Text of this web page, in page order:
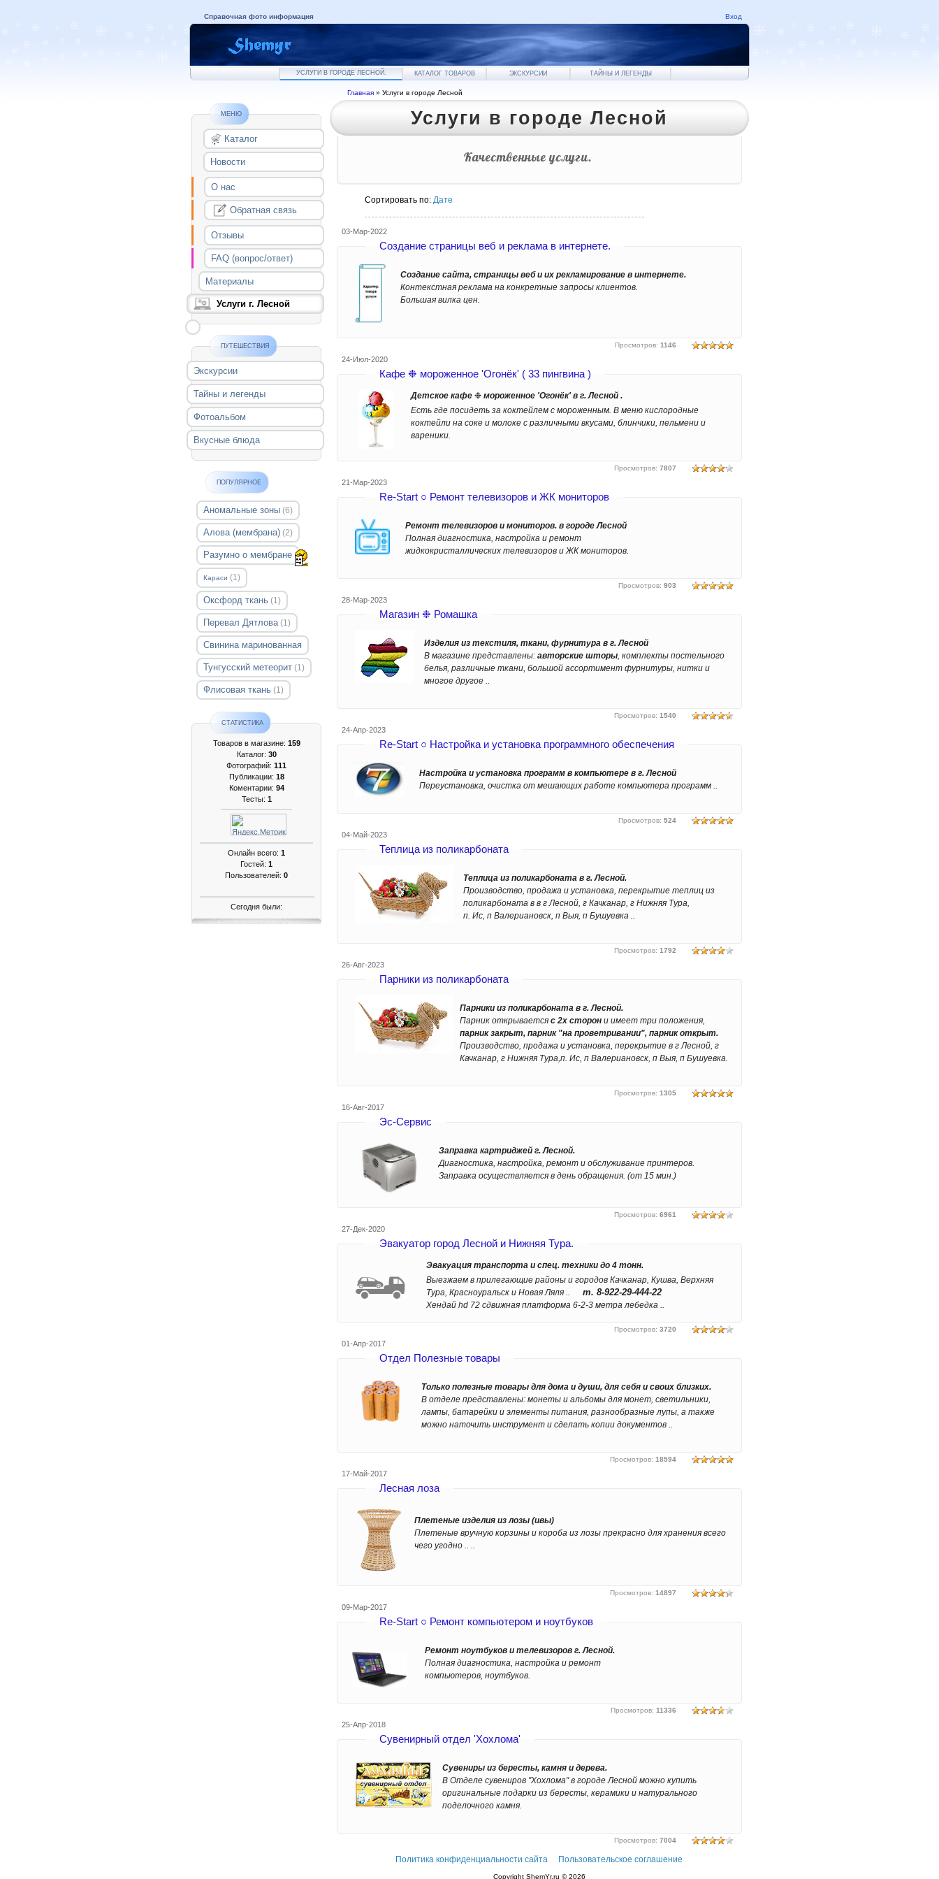
Справочная фото информация Вход
УСЛУГИ В ГОРОДЕ ЛЕСНОЙ. КАТАЛОГ ТОВАРОВ ЭКСКУРСИИ ТАЙНЫ И ЛЕГЕНДЫ
МЕНЮ
Каталог
Новости
О нас
Обратная связь
Отзывы
FAQ (вопрос/ответ)
Материалы
Услуги г. Лесной
ПУТЕШЕСТВИЯ
Экскурсии
Тайны и легенды
Фотоальбом
Вкусные блюда
ПОПУЛЯРНОЕ
Аномальные зоны (6)
Алова (мембрана) (2)
Разумно о мембране
Караси (1)
Оксфорд ткань (1)
Перевал Дятлова(1)
Свинина маринованная
Тунгусский метеорит (1)
Флисовая ткань (1)
СТАТИСТИКА
Товаров в магазине: 159
Каталог: 30
Фотографий: 111
Публикации: 18
Коментарии: 94
Тесты: 1
Онлайн всего: 1
Гостей: 1
Пользователей: 0
Сегодня были:
Главная » Услуги в городе Лесной
Услуги в городе Лесной
Качественные услуги.
Сортировать по: Дате
03-Мар-2022
Создание страницы веб и реклама в интернете.
Создание сайта, страницы веб и их рекламирование в интернете.
Контекстная реклама на конкретные запросы клиентов.
Большая вилка цен.
Просмотров: 1146
24-Июл-2020
Кафе ❉ мороженное 'Огонёк' ( 33 пингвина )
Детское кафе ❉ мороженное 'Огонёк' в г. Лесной .
Есть где посидеть за коктейлем с мороженным. В меню кислородные
коктейли на соке и молоке с различными вкусами, блинчики, пельмени и
вареники.
Просмотров: 7807
21-Мар-2023
Re-Start ○ Ремонт телевизоров и ЖК мониторов
Ремонт телевизоров и мониторов. в городе Лесной
Полная диагностика, настройка и ремонт
жидкокристаллических телевизоров и ЖК мониторов.
Просмотров: 903
28-Мар-2023
Магазин ❉ Ромашка
Изделия из текстиля, ткани, фурнитура в г. Лесной
В магазине представлены: авторские шторы, комплекты постельного
белья, различные ткани, большой ассортимент фурнитуры, нитки и
многое другое ..
Просмотров: 1540
24-Апр-2023
Re-Start ○ Настройка и установка программного обеспечения
Настройка и установка программ в компьютере в г. Лесной
Переустановка, очистка от мешающих работе компьютера программ ..
Просмотров: 524
04-Май-2023
Теплица из поликарбоната
Теплица из поликарбоната в г. Лесной.
Производство, продажа и установка, перекрытие теплиц из
поликарбоната в в г Лесной, г Качканар, г Нижняя Тура,
п. Ис, п Валериановск, п Выя, п Бушуевка ..
Просмотров: 1792
26-Авг-2023
Парники из поликарбоната
Парники из поликарбоната в г. Лесной.
Парник открывается с 2х сторон и имеет три положения,
парник закрыт, парник "на проветривании", парник открыт.
Производство, продажа и установка, перекрытие в г Лесной, г
Качканар, г Нижняя Тура,п. Ис, п Валериановск, п Выя, п Бушуевка.
Просмотров: 1305
16-Авг-2017
Эс-Сервис
Заправка картриджей г. Лесной.
Диагностика, настройка, ремонт и обслуживание принтеров.
Заправка осуществляется в день обращения. (от 15 мин.)
Просмотров: 6961
27-Дек-2020
Эвакуатор город Лесной и Нижняя Тура.
Эвакуация транспорта и спец. техники до 4 тонн.
Выезжаем в прилегающие районы и городов Качканар, Кушва, Верхняя
Тура, Красноуральск и Новая Ляля ..
т. 8-922-29-444-22
Хендай hd 72 сдвижная платформа 6-2-3 метра лебедка ..
Просмотров: 3720
01-Апр-2017
Отдел Полезные товары
Только полезные товары для дома и души, для себя и своих близких.
В отделе представлены: монеты и альбомы для монет, светильники,
лампы, батарейки и элементы питания, разнообразные лупы, а также
можно наточить инструмент и сделать копии документов ..
Просмотров: 18594
17-Май-2017
Лесная лоза
Плетеные изделия из лозы (ивы)
Плетеные вручную корзины и короба из лозы прекрасно для хранения всего
чего угодно .. ..
Просмотров: 14897
09-Мар-2017
Re-Start ○ Ремонт компьютером и ноутбуков
Ремонт ноутбуков и телевизоров г. Лесной.
Полная диагностика, настройка и ремонт
компьютеров, ноутбуков.
Просмотров: 11336
25-Апр-2018
Сувенирный отдел 'Хохлома'
Сувениры из бересты, камня и дерева.
В Отделе сувениров "Хохлома" в городе Лесной можно купить
оригинальные подарки из бересты, керамики и натурального
поделочного камня.
Просмотров: 7004
Политика конфиденциальности сайта Пользовательское соглашение
Copyright ShemYr.ru © 2026